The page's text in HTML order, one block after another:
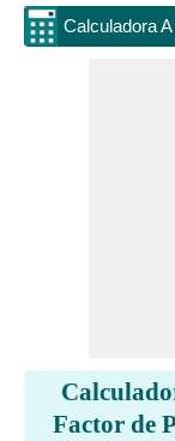
Calculadora
Factor de